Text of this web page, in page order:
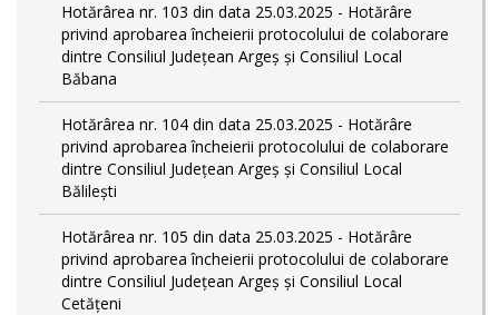
Hotărârea nr. 103 din data 25.03.2025 - Hotărâre
privind aprobarea încheierii protocolului de colaborare
dintre Consiliul Județean Argeș și Consiliul Local
Băbana
Hotărârea nr. 104 din data 25.03.2025 - Hotărâre
privind aprobarea încheierii protocolului de colaborare
dintre Consiliul Județean Argeș și Consiliul Local
Bălilești
Hotărârea nr. 105 din data 25.03.2025 - Hotărâre
privind aprobarea încheierii protocolului de colaborare
dintre Consiliul Județean Argeș și Consiliul Local
Cetățeni